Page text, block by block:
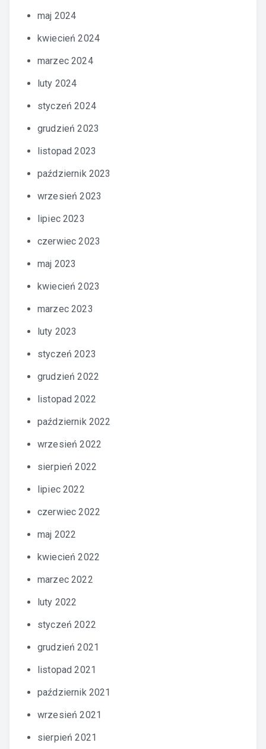
maj 2024
kwiecień 2024
marzec 2024
luty 2024
styczeń 2024
grudzień 2023
listopad 2023
październik 2023
wrzesień 2023
lipiec 2023
czerwiec 2023
maj 2023
kwiecień 2023
marzec 2023
luty 2023
styczeń 2023
grudzień 2022
listopad 2022
październik 2022
wrzesień 2022
sierpień 2022
lipiec 2022
czerwiec 2022
maj 2022
kwiecień 2022
marzec 2022
luty 2022
styczeń 2022
grudzień 2021
listopad 2021
październik 2021
wrzesień 2021
sierpień 2021